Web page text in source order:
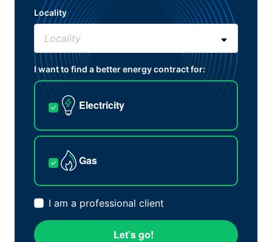
Locality
I want to find a better energy contract for:
Electricity
Gas
I am a professional client
Let’s go!